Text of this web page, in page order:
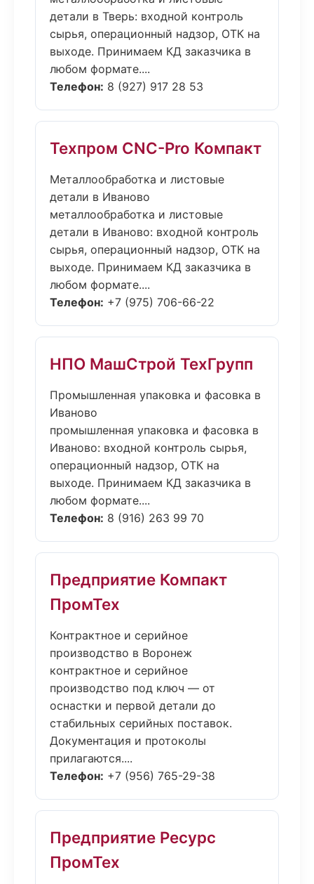
детали в Тверь: входной контроль
сырья, операционный надзор, ОТК на
выходе. Принимаем КД заказчика в
любом формате....
Телефон: 8 (927) 917 28 53
Техпром CNC-Pro Компакт
Металлообработка и листовые
детали в Иваново
металлообработка и листовые
детали в Иваново: входной контроль
сырья, операционный надзор, ОТК на
выходе. Принимаем КД заказчика в
любом формате....
Телефон: +7 (975) 706-66-22
НПО МашСтрой ТехГрупп
Промышленная упаковка и фасовка в
Иваново
промышленная упаковка и фасовка в
Иваново: входной контроль сырья,
операционный надзор, ОТК на
выходе. Принимаем КД заказчика в
любом формате....
Телефон: 8 (916) 263 99 70
Предприятие Компакт
ПромТех
Контрактное и серийное
производство в Воронеж
контрактное и серийное
производство под ключ — от
оснастки и первой детали до
стабильных серийных поставок.
Документация и протоколы
прилагаются....
Телефон: +7 (956) 765-29-38
Предприятие Ресурс
ПромТех